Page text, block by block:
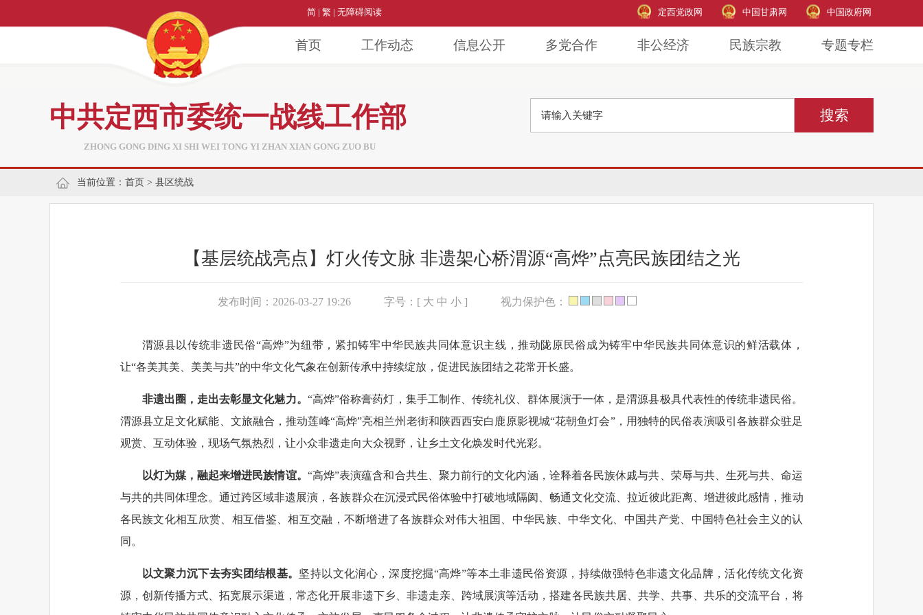
简 | 繁 | 无障碍阅读 中国政府网
中国甘肃网
定西党政网
首页 工作动态 信息公开 多党合作 非公经济 民族宗教 专题专栏
中共定西市委统一战线工作部
ZHONG GONG DING XI SHI WEI TONG YI ZHAN XIAN GONG ZUO BU
当前位置： 首页 > 县区统战
【基层统战亮点】灯火传文脉 非遗架心桥渭源“高烨”点亮民族团结之光
发布时间：2026-03-27 19:26 字号：[ 大 中 小 ] 视力保护色：
渭源县以传统非遗民俗“高烨”为纽带，紧扣铸牢中华民族共同体意识主线，推动陇原民俗成为铸牢中华民族共同体意识的鲜活载体，
让“各美其美、美美与共”的中华文化气象在创新传承中持续绽放，促进民族团结之花常开长盛。
非遗出圈，走出去彰显文化魅力。 “高烨”俗称膏药灯，集手工制作、传统礼仪、群体展演于一体，是渭源县极具代表性的传统非遗民俗。
渭源县立足文化赋能、文旅融合，推动莲峰“高烨”亮相兰州老街和陕西西安白鹿原影视城“花朝鱼灯会”，用独特的民俗表演吸引各族群众驻足
观赏、互动体验，现场气氛热烈，让小众非遗走向大众视野，让乡土文化焕发时代光彩。
以灯为媒，融起来增进民族情谊。 “高烨”表演蕴含和合共生、聚力前行的文化内涵，诠释着各民族休戚与共、荣辱与共、生死与共、命运
与共的共同体理念。通过跨区域非遗展演，各族群众在沉浸式民俗体验中打破地域隔阂、畅通文化交流、拉近彼此距离、增进彼此感情，推动
各民族文化相互欣赏、相互借鉴、相互交融，不断增进了各族群众对伟大祖国、中华民族、中华文化、中国共产党、中国特色社会主义的认
同。
以文聚力沉下去夯实团结根基。 坚持以文化润心，深度挖掘“高烨”等本土非遗民俗资源，持续做强特色非遗文化品牌，活化传统文化资
源，创新传播方式、拓宽展示渠道，常态化开展非遗下乡、非遗走亲、跨域展演等活动，搭建各民族共居、共学、共事、共乐的交流平台，将